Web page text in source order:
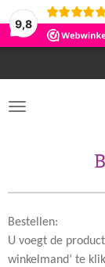
9,8
Bestellen:
U voegt de
winkelmand’ te